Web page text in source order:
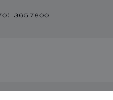
3657800